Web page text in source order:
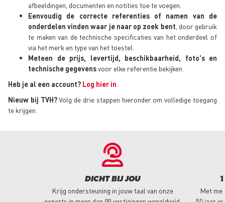
afbeeldingen, documenten en notities toe te voegen.
Eenvoudig de correcte referenties of namen van de
onderdelen vinden waar je naar op zoek bent , door gebruik
te maken van de technische specificaties van het onderdeel of
via het merk en type van het toestel.
Meteen de prijs, levertijd, beschikbaarheid, foto's en
technische gegevensvoor elke referentie bekijken.
Heb je al een account? Log hier in
Nieuw bij TVH?Volg de drie stappen hieronder om volledige toegang
te krijgen.
DICHT BIJ JOU
Krijg ondersteuning in jouw taal van onze
Met